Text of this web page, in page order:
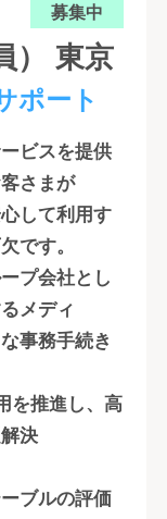
募集中
） 東京
ポート
ビスを提供
さまが
して利用す
です。
プ会社とし
メディ
事務手続き
を推進し、高
決
ブルの評価